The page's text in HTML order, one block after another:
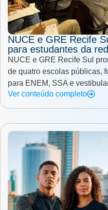
NUCE e GRE Recife
para estudantes da
NUCE e GRE Recife Sul
de quatro escolas públicas,
para ENEM, SSA e
Ver conteúdo completo